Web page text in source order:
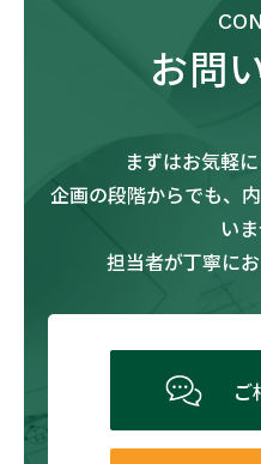
お問
まずはお気軽
企画の段階からでも、
いま
担当者が丁寧に
ご